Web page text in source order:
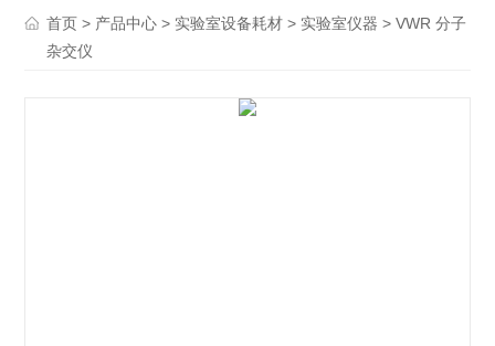
首页 > 产品中心 > 实验室设备耗材 > 实验室仪器 > VWR 分子
杂交仪